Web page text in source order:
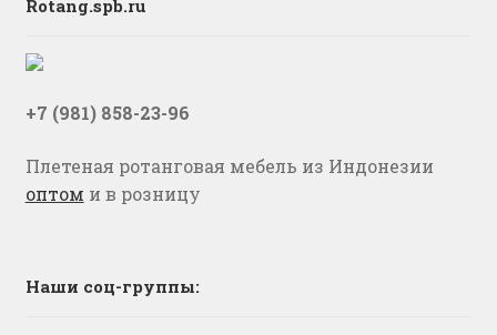
Rotang.spb.ru
+7 (981) 858-23-96
Плетеная ротанговая мебель из Индонезии
оптом и в розницу
Наши соц-группы: